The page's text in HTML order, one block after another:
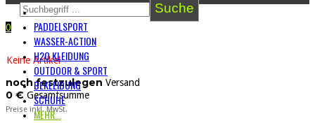
Suche
0
WARENKORB 0 ARTIKEL
Keine Artikel
noch festzulegen Versand
0 € Gesamtsumme
Preise inkl. MwSt.
PADDELSPORT
WASSER-ACTION
H2O KLEIDUNG
OUTDOOR & SPORT
BEKLEIDUNG
SCHUHE
MEHR...